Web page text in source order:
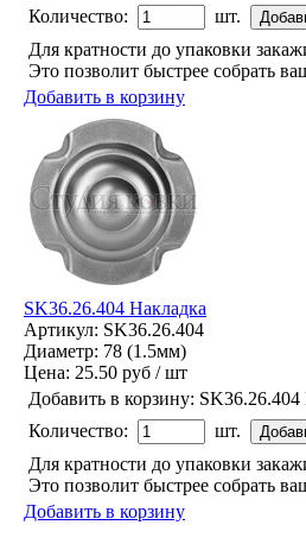
Количество:
шт.
Для кратности до упаковки
Это позволит быстрее собрать
Добавить в корзину
SK36.26.404 Накладка
Артикул: SK36.26.404
Диаметр: 78 (1.5мм)
Цена: 25.50 руб / шт
Добавить в корзину: SK36.26.404
Количество:
шт.
Для кратности до упаковки
Это позволит быстрее собрать
Добавить в корзину